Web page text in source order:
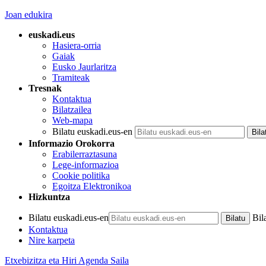
Joan edukira
euskadi.eus
Hasiera-orria
Gaiak
Eusko Jaurlaritza
Tramiteak
Tresnak
Kontaktua
Bilatzailea
Web-mapa
Bilatu euskadi.eus-en
Informazio Orokorra
Erabilerraztasuna
Lege-informazioa
Cookie politika
Egoitza Elektronikoa
Hizkuntza
Bilatu euskadi.eus-en
Kontaktua
Nire karpeta
Etxebizitza eta Hiri Agenda Saila